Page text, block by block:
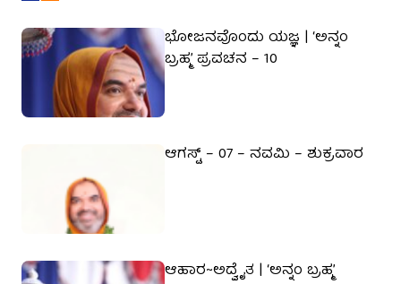
ಭೋಜನವೊಂದು ಯಜ್ಞ | ‘ಅನ್ನಂ
ಬ್ರಹ್ಮ’ ಪ್ರವಚನ – 10
ಆಗಸ್ಟ್ – 07 – ನವಮಿ – ಶುಕ್ರವಾರ
ಆಹಾರ~ಅದ್ವೈತ | ‘ಅನ್ನಂ ಬ್ರಹ್ಮ’